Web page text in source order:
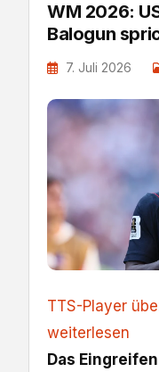
WM 2026:
Balogun
7. Juli 2026
TTS-Player
weiterlesen
Das